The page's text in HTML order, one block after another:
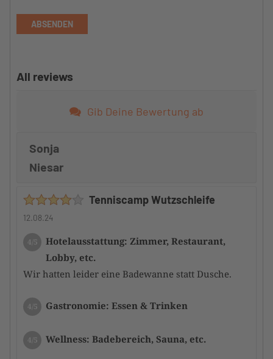
ABSENDEN
All reviews
Gib Deine Bewertung ab
Sonja
Niesar
Tenniscamp Wutzschleife
12.08.24
4/5
Hotelausstattung: Zimmer, Restaurant,
Lobby, etc.
Wir hatten leider eine Badewanne statt Dusche.
4/5 Gastronomie: Essen & Trinken
4/5 Wellness: Badebereich, Sauna, etc.